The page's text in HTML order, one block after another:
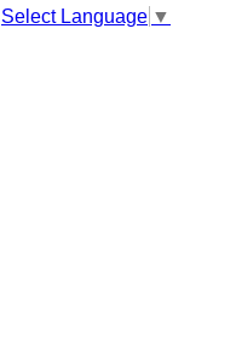
Select Language ▼